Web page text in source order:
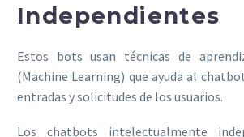
Independientes
Estos bots usan técnicas de
(Machine Learning) que ayuda al
entradas y solicitudes de los usuarios.
Los chatbots intelectualmente